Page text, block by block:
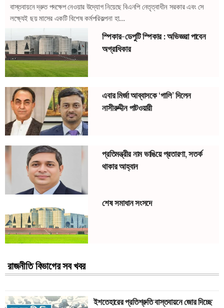
বাস্তবায়নে দ্রুত পদক্ষেপ নেওয়ার উদ্যোগ নিয়েছে বিএনপি নেতৃত্বাধীন সরকার এবং সে
লক্ষ্যেই ছয় মাসের একটি বিশেষ কর্মপরিকল্পনা হা...
স্পিকার-ডেপুটি স্পিকার : অভিজ্ঞরা পাবেন
অগ্রাধিকার
এবার মির্জা আব্বাসকে ‘গালি’ দিলেন
নাসীরুদ্দীন পাটওয়ারী
প্রতিমন্ত্রীর নাম ভাঙিয়ে প্রতারণা, সতর্ক
থাকার আহ্বান
শেষ সমাধান সংসদে
রাজনীতি বিভাগের সব খবর
ইশতেহারের প্রতিশ্রুতি বাস্তবায়নে জোর দিচ্ছে